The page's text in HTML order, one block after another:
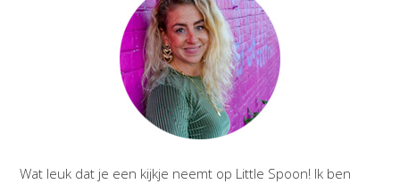
Wat leuk dat je een kijkje neemt op Little Spoon! Ik ben